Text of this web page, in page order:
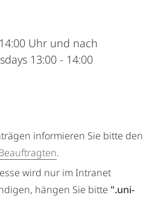
Uhr und nach
13:00 - 14:00
informieren Sie bitte den
.
wird nur im Intranet
hängen Sie bitte ".uni-